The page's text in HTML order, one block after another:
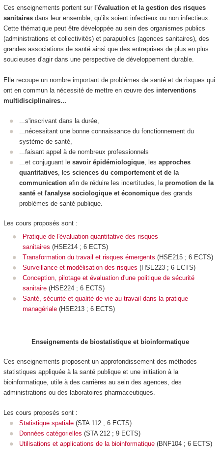
Ces enseignements portent sur l'évaluation et la gestion des risques
sanitairesdans leur ensemble, qu’ils soient infectieux ou non infectieux.
Cette thématique peut être développée au sein des organismes publics
(administrations et collectivités) et parapublics (agences sanitaires), des
grandes associations de santé ainsi que des entreprises de plus en plus
soucieuses d'agir dans une perspective de développement durable.
Elle recoupe un nombre important de problèmes de santé et de risques qui
ont en commun la nécessité de mettre en œuvre des interventions
multidisciplinaires...
...s'inscrivant dans la durée,
...nécessitant une bonne connaissance du fonctionnement du
système de santé,
...faisant appel à de nombreux professionnels
...et conjuguant le savoir épidémiologique , les approches
quantitatives , les sciences du comportement et de la
communication afin de réduire les incertitudes, la promotion de la
santé et l'analyse sociologique et économique des grands
problèmes de santé publique.
Les cours proposés sont :
Pratique de l'évaluation quantitative des risques
sanitaires (HSE214 ; 6 ECTS)
Transformation du travail et risques émergents (HSE215 ; 6 ECTS)
Surveillance et modélisation des risques (HSE223 ; 6 ECTS)
Conception, pilotage et évaluation d'une politique de sécurité
sanitaire(HSE224 ; 6 ECTS)
Santé, sécurité et qualité de vie au travail dans la pratique
managériale(HSE213 ; 6 ECTS)
Enseignements de biostatistique et bioinformatique
Ces enseignements proposent un approfondissement des méthodes
statistiques appliquée à la santé publique et une initiation à la
bioinformatique, utile à des carrières au sein des agences, des
administrations ou des laboratoires pharmaceutiques.
Les cours proposés sont :
Statistique spatiale (STA 112 ; 6 ECTS)
Données catégorielles (STA 212 ; 9 ECTS)
Utilisations et applications de la bioinformatique (BNF104 ; 6 ECTS)